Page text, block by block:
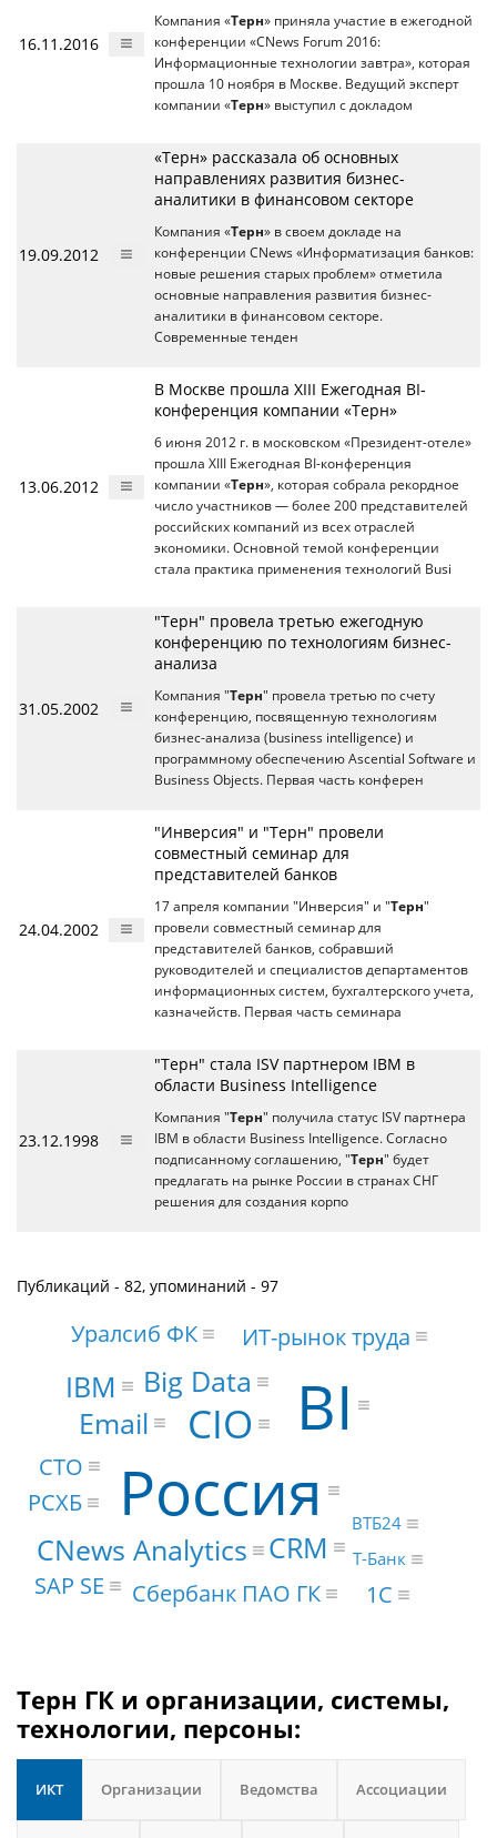
16.11.2016
Компания «Терн» приняла участие в ежегодной
конференции «CNews Forum 2016:
Информационные технологии завтра», которая
прошла 10 ноября в Москве. Ведущий эксперт
компании «Терн» выступил с докладом
19.09.2012
«Терн» рассказала об основных
направлениях развития бизнес-
аналитики в финансовом секторе
Компания «Терн» в своем докладе на
конференции CNews «Информатизация банков:
новые решения старых проблем» отметила
основные направления развития бизнес-
аналитики в финансовом секторе.
Современные тенден
13.06.2012
В Москве прошла XIII Ежегодная BI-
конференция компании «Терн»
6 июня 2012 г. в московском «Президент-отеле»
прошла XIII Ежегодная BI-конференция
компании «Терн», которая собрала рекордное
число участников — более 200 представителей
российских компаний из всех отраслей
экономики. Основной темой конференции
стала практика применения технологий Busi
31.05.2002
"Терн" провела третью ежегодную
конференцию по технологиям бизнес-
анализа
Компания "Терн" провела третью по счету
конференцию, посвященную технологиям
бизнес-анализа (business intelligence) и
программному обеспечению Ascential Software и
Business Objects. Первая часть конферен
24.04.2002
"Инверсия" и "Терн" провели
совместный семинар для
представителей банков
17 апреля компании "Инверсия" и "Терн"
провели совместный семинар для
представителей банков, собравший
руководителей и специалистов департаментов
информационных систем, бухгалтерского учета,
казначейств. Первая часть семинара
23.12.1998
"Терн" стала ISV партнером IBM в
области Business Intelligence
Компания "Терн" получила статус ISV партнера
IBM в области Business Intelligence. Согласно
подписанному соглашению, "Терн" будет
предлагать на рынке России в странах СНГ
решения для создания корпо
Публикаций - 82, упоминаний - 97
Россия
BI
CIO
CNews Analytics CRM
Big Data
Email
IBM
SAP SE Сбербанк ПАО ГК
ИТ-рынок труда
CTO
РСХБ
Уралсиб ФК
1С
Т-Банк
ВТБ24
Терн ГК и организации, системы,
технологии, персоны:
ИКТ Организации Ведомства Ассоциации